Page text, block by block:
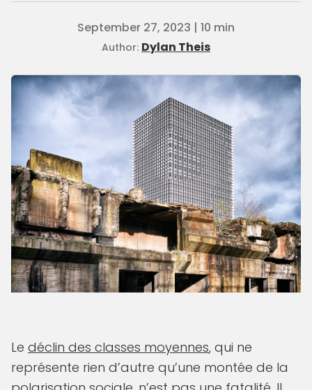
September 27, 2023 | 10 min
Author: Dylan Theis
Le déclin des classes moyennes, qui ne
représente rien d’autre qu’une montée de la